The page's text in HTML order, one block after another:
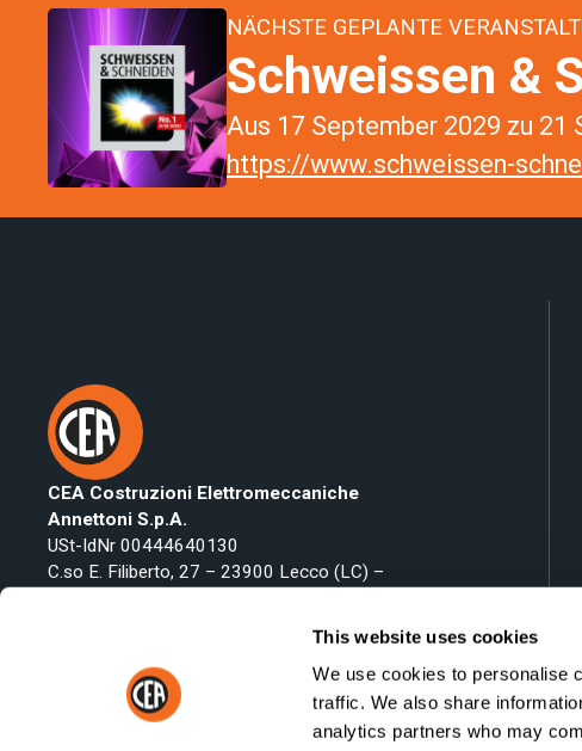
This website uses cookies
We use cookies to personalise
traffic. We also share
analytics partners who may
NÄCHSTE GEPLANTE
Schweissen &
Aus 17 September 2029 zu 21
https://www.schweissen-
CEA Costruzioni Elettromeccaniche
Annettoni S.p.A.
USt-IdNr 00444640130
C.so E. Filiberto, 27 – 23900 Lecco (LC) –
export@ceaweld.com